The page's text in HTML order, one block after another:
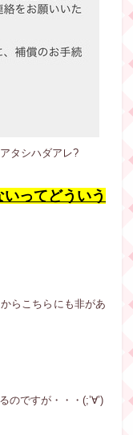
タシハダアレ?
ってどういう
らこちらにも非があ
のですが・・・(;’∀’)